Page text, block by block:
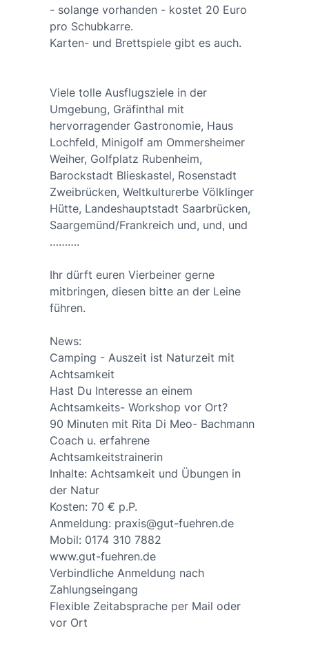
- solange vorhanden - kostet 20 Euro
pro Schubkarre.
Karten- und Brettspiele gibt es auch.
Viele tolle Ausflugsziele in der
Umgebung, Gräfinthal mit
hervorragender Gastronomie, Haus
Lochfeld, Minigolf am Ommersheimer
Weiher, Golfplatz Rubenheim,
Barockstadt Blieskastel, Rosenstadt
Zweibrücken, Weltkulturerbe Völklinger
Hütte, Landeshauptstadt Saarbrücken,
Saargemünd/Frankreich und, und, und
……….
Ihr dürft euren Vierbeiner gerne
mitbringen, diesen bitte an der Leine
führen.
News:
Camping - Auszeit ist Naturzeit mit
Achtsamkeit
Hast Du Interesse an einem
Achtsamkeits- Workshop vor Ort?
90 Minuten mit Rita Di Meo- Bachmann
Coach u. erfahrene
Achtsamkeitstrainerin
Inhalte: Achtsamkeit und Übungen in
der Natur
Kosten: 70 € p.P.
Anmeldung: praxis@gut-fuehren.de
Mobil: 0174 310 7882
www.gut-fuehren.de
Verbindliche Anmeldung nach
Zahlungseingang
Flexible Zeitabsprache per Mail oder
vor Ort